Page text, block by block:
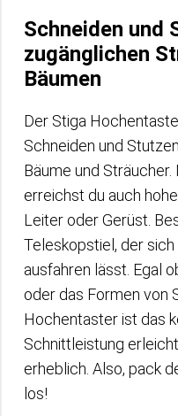
Schneiden und
zugänglichen
Bäumen
Der Stiga
Schneiden und
Bäume und
erreichst du auch
Leiter oder Gerüst.
Teleskopstiel, der
ausfahren lässt. Egal
oder das Formen von
Hochentaster ist das
Schnittleistung
erheblich. Also, pack
los!